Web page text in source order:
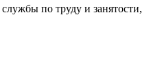
по труду и занятости,